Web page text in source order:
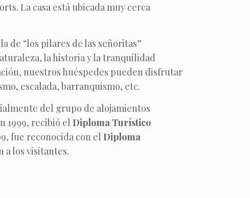
La casa está ubicada muy cerca
de “los pilares de las señoritas”
la historia y la tranquilidad
nuestros huéspedes pueden disfrutar
escalada, barranquismo, etc.
del grupo de alojamientos
1999, recibió el Diploma Turístico
fue reconocida con el Diploma
a los visitantes.